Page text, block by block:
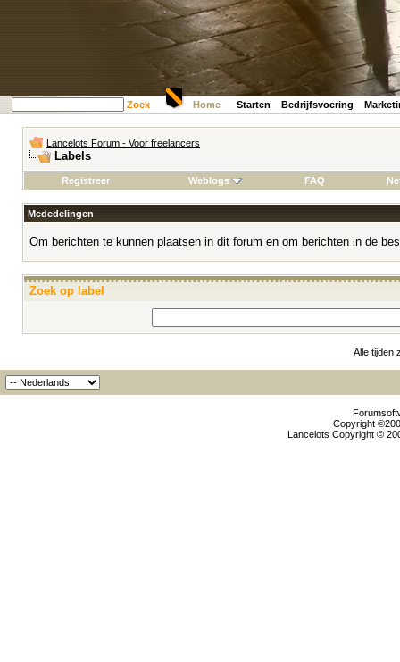
Zoek Home Starten Bedrijfsvoering
Lancelots Forum - Voor freelancers
Labels
Registreer Weblogs FAQ
Mededelingen
Om berichten te kunnen plaatsen in dit forum en om berichten in de
Zoek op label
Alle tijden
Copyright
Lancelots Copyright ©